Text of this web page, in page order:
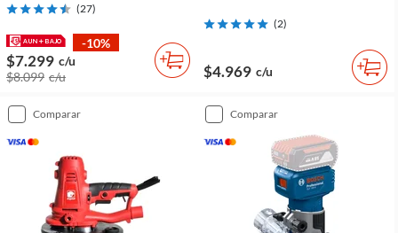
(27)
-10%
$7.299 c/u
$8.099 c/u
(2)
$4.969 c/u
comparar comparar